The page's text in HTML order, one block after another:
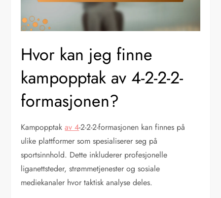
Hvor kan jeg finne
kampopptak av 4-2-2-2-
formasjonen?
Kampopptakav 4-2-2-2-formasjonen kan finnes på
ulike plattformer som spesialiserer seg på
sportsinnhold. Dette inkluderer profesjonelle
liganettsteder, strømmetjenester og sosiale
mediekanaler hvor taktisk analyse deles.